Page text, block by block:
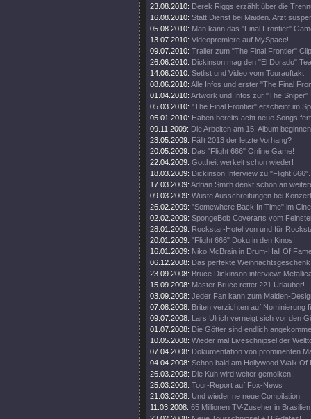
23.08.2010: Derek Riggs erzählt über die
16.08.2010: Statt Dienst bei Maiden. Arzt
05.08.2010: Man kann das "Final Frontier"
13.07.2010: Videopremiere auf MySpace!
09.07.2010: Trailer zum "The Final Frontier"
26.06.2010: Dickinson mag den "El Dorado"
14.06.2010: Setlist und Video vom Tourauftakt.
08.06.2010: Alle Infos und erster "The Final
01.04.2010: Artwork und Infos zur "The Sniper"
05.03.2010: "The Final Frontier" erscheint im
05.01.2010: Haben bereits acht neue Songs
09.11.2009: Die Arbeiten am 15. Album
23.05.2009: Fällt 2013 der letzte Vorhang?
20.05.2009: Das "Flight 666" Online Game!
22.04.2009: Gottheit werkelt schon wieder!
18.03.2009: Dickinson Interview zu "Flight 666".
17.03.2009: Adrian Smith denkt schon an
09.03.2009: Wüste Ausschreitungen bei
26.02.2009: "Somewhere Back In Time" im
02.02.2009: SpongeBob Coverarts vom
28.01.2009: Rockstar-Hotel von und für
20.01.2009: "Flight 666" Doku in den Kinos!
16.01.2009: Niko McBrain in Drum-Hall Of
06.12.2008: Das perfekte
23.09.2008: Bruce Dickinson interviewt
15.09.2008: Master Bruce rettet 221 Urlauber!
03.09.2008: Jeder Fan kann zum Maiden-
07.08.2008: Briten verzichten auf Nominierung
09.07.2008: Lars Ulrich verneigt sich vor den
01.07.2008: Die Götter sind endlich
10.05.2008: Wieder mal Liveschnipsel der
07.04.2008: Dokumentation von prominenten
04.04.2008: Schon bald am Hollywood Walk Of
26.03.2008: Die Kuh wird weiter gemolken..
25.03.2008: Tour-Report auf Fox-News
21.03.2008: Und wieder ne neue Compilation.
11.03.2008: 65 Millionen TV-Zuseher in